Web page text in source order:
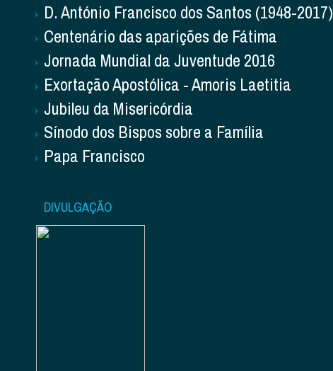
D. António Francisco dos Santos (1948-2017)
Centenário das aparições de Fátima
Jornada Mundial da Juventude 2016
Exortação Apostólica - Amoris Laetitia
Jubileu da Misericórdia
Sínodo dos Bispos sobre a Família
Papa Francisco
DIVULGAÇÃO